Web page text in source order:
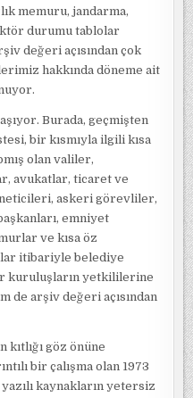
memuru, jandarma,
durumu tablolar
değeri açısından çok
hakkında döneme ait
Burada, geçmişten
bir kısmıyla ilgili kısa
olan valiler,
avukatlar, ticaret ve
askeri görevliler,
emniyet
ve kısa öz
itibariyle belediye
kuruluşların yetkililerine
de arşiv değeri açısından
kıtlığı göz önüne
bir çalışma olan 1973
yazılı kaynakların yetersiz